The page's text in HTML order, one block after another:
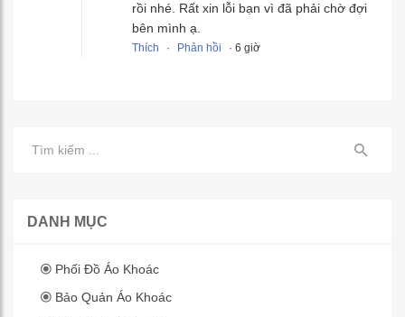
rồi nhé. Rất xin lỗi bạn vì đã phải chờ đợi
bên mình ạ.
Thích · Phản hồi · 6 giờ
DANH MỤC
Phối Đồ Áo Khoác
Bảo Quản Áo Khoác